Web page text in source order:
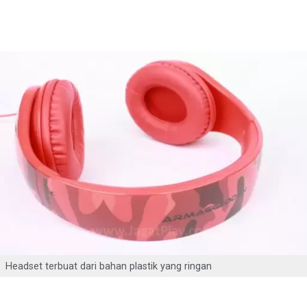
Headset terbuat dari bahan plastik yang ringan